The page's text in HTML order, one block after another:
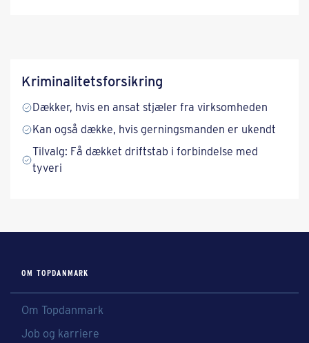
Kriminalitets­forsikring
Dækker, hvis en ansat stjæler fra virksomheden
Kan også dække, hvis gerningsmanden er ukendt
Tilvalg: Få dækket driftstab i forbindelse med
tyveri
OM TOPDANMARK
Om Topdanmark
Job og karriere